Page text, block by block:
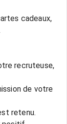
cadeaux,
recruteuse,
de votre
retenu.